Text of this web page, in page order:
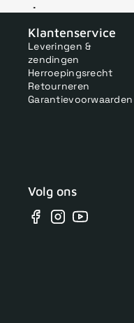
Klantenservice
Leveringen &
zendingen
Herroepingsrecht
Retourneren
Garantievoorwaarden
Volg ons
Facebook
Instagram
YouTube